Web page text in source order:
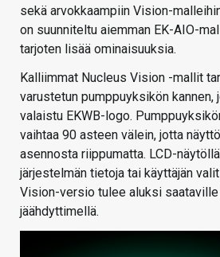
sekä arvokkaampiin Vision-
on suunniteltu aiemman EK-AIO-
tarjoten lisää ominaisuuksia.
Kalliimmat Nucleus Vision -mallit
varustetun pumppuyksikön kannen,
valaistu EKWB-logo.
vaihtaa 90 asteen välein, jotta
asennosta riippumatta. LCD-
järjestelmän tietoja tai käyttäjän
Vision-versio tulee aluksi
jäähdyttimellä.